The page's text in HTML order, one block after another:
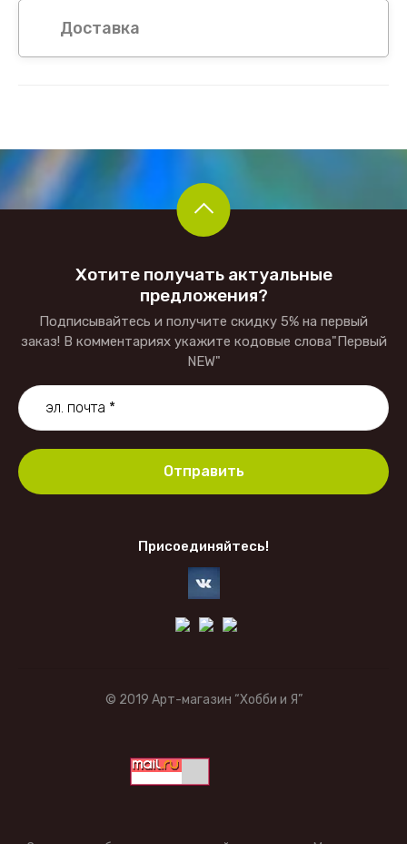
Доставка
Присоединяйтесь!
Хотите получать актуальные
предложения?
Подписывайтесь и получите скидку 5% на первый
заказ! В комментариях укажите кодовые слова"Первый
NEW"
Отправить
© 2019 Арт-магазин “Хобби и Я”